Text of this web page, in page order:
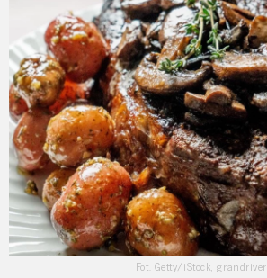
Fot. Getty/iStock, grandriver